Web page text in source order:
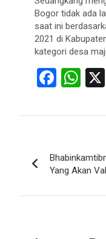
Bogor tidak ada
saat ini
2021 di
kategori desa
F
ce
o
o
k
W
at
A
p
p
Yang Akan